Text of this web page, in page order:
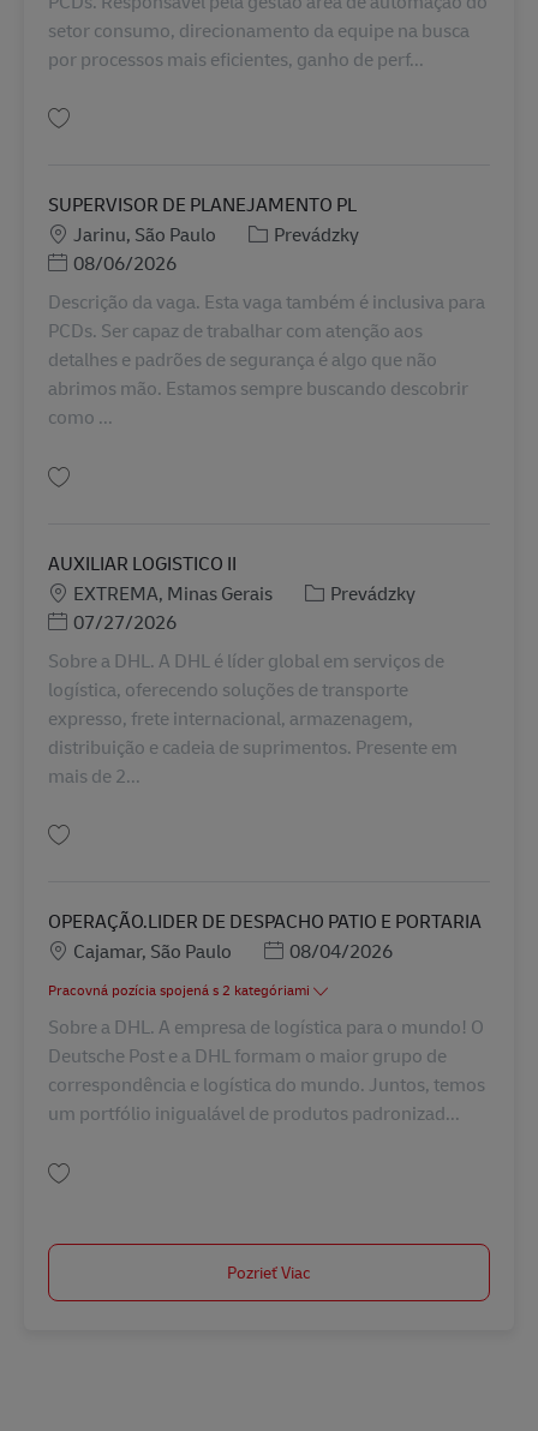
setor consumo, direcionamento da equipe na busca
por processos mais eficientes, ganho de perf...
SUPERVISOR DE PLANEJAMENTO PL
Miesto
Jarinu, São Paulo Kategória
Prevádzky
Posted Date
08/06/2026
Descrição da vaga. Esta vaga também é inclusiva para
PCDs. Ser capaz de trabalhar com atenção aos
detalhes e padrões de segurança é algo que não
abrimos mão. Estamos sempre buscando descobrir
como ...
AUXILIAR LOGISTICO II
MiestoEXTREMA, Minas Gerais Kategória
Prevádzky
Posted Date
07/27/2026
Sobre a DHL. A DHL é líder global em serviços de
logística, oferecendo soluções de transporte
expresso, frete internacional, armazenagem,
distribuição e cadeia de suprimentos. Presente em
mais de 2...
OPERAÇÃO.LIDER DE DESPACHO PATIO E PORTARIA
MiestoCajamar, São Paulo Posted Date
08/04/2026
Pracovná pozícia spojená s 2 kategóriami
Sobre a DHL. A empresa de logística para o mundo! O
Deutsche Post e a DHL formam o maior grupo de
correspondência e logística do mundo. Juntos, temos
um portfólio inigualável de produtos padronizad...
Pozrieť Viac